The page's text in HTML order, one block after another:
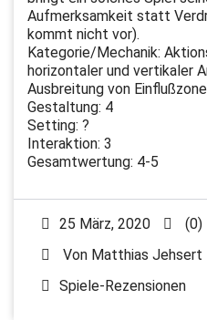
Aufmerksamkeit statt
kommt nicht vor).
Kategorie/Mechanik:
horizontaler und vertikaler
Ausbreitung von
Gestaltung: 4
Setting: ?
Interaktion: 3
Gesamtwertung: 4-5
25 März, 2020
(0)
Von Matthias Jehsert
Spiele-Rezensionen